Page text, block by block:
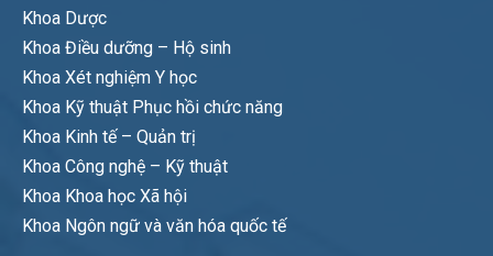
Khoa Dược
Khoa Điều dưỡng – Hộ sinh
Khoa Xét nghiệm Y học
Khoa Kỹ thuật Phục hồi chức năng
Khoa Kinh tế – Quản trị
Khoa Công nghệ – Kỹ thuật
Khoa Khoa học Xã hội
Khoa Ngôn ngữ và văn hóa quốc tế